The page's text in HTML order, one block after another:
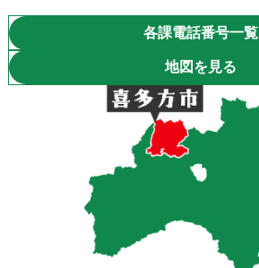
各課電話番号一覧
地図を見る